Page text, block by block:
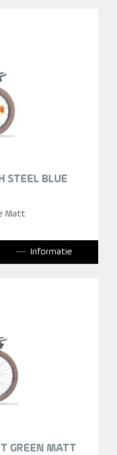
STEEL BLUE
Matt
Informatie
GREEN MATT